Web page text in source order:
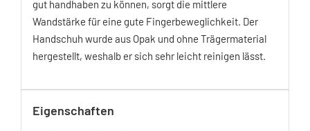
gut handhaben zu können, sorgt die mittlere
Wandstärke für eine gute Fingerbeweglichkeit. Der
Handschuh wurde aus Opak und ohne Trägermaterial
hergestellt, weshalb er sich sehr leicht reinigen lässt.
Eigenschaften